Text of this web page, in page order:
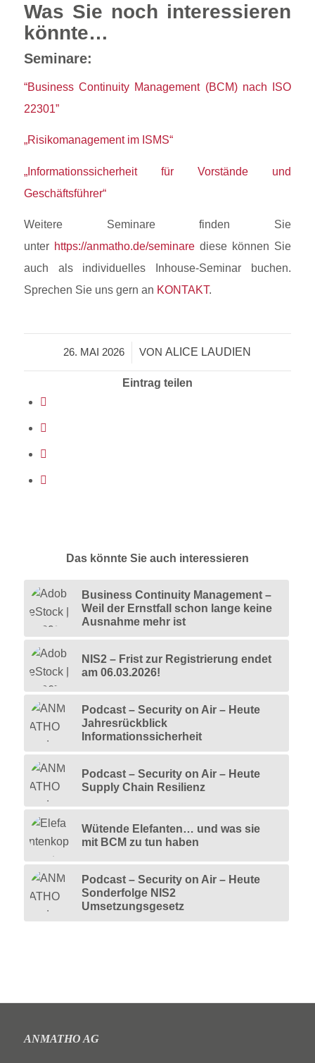
Was Sie noch interessieren
könnte…
Seminare:
“Business Continuity Management (BCM) nach ISO
22301”
„Risikomanagement im ISMS“
„Informationssicherheit für Vorstände und
Geschäftsführer“
Weitere Seminare finden Sie
unter https://anmatho.de/seminarediese können Sie
auch als individuelles Inhouse-Seminar buchen.
Sprechen Sie uns gern an KONTAKT.
26. MAI 2026
/ VONALICE LAUDIEN
Eintrag teilen
Das könnte Sie auch interessieren
Business Continuity Management –
Weil der Ernstfall schon lange keine
Ausnahme mehr ist
NIS2 – Frist zur Registrierung endet
am 06.03.2026!
Podcast – Security on Air – Heute
Jahresrückblick
Informationssicherheit
Podcast – Security on Air – Heute
Supply Chain Resilienz
Wütende Elefanten… und was sie
mit BCM zu tun haben
Podcast – Security on Air – Heute
Sonderfolge NIS2
Umsetzungsgesetz
ANMATHO AG